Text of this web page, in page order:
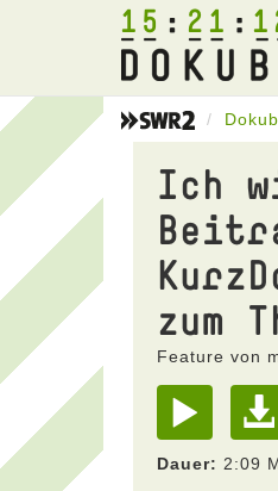
15 21
Ich
zum
Feature von
Dauer: 2:09